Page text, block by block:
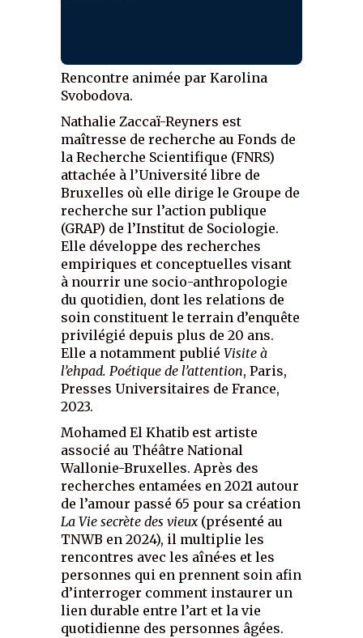
Rencontre animée par Karolina
Svobodova.
Nathalie Zaccaï-Reyners est
maîtresse de recherche au Fonds de
la Recherche Scientifique (FNRS)
attachée à l’Université libre de
Bruxelles où elle dirige le Groupe de
recherche sur l’action publique
(GRAP) de l’Institut de Sociologie.
Elle développe des recherches
empiriques et conceptuelles visant
à nourrir une socio-anthropologie
du quotidien, dont les relations de
soin constituent le terrain d’enquête
privilégié depuis plus de 20 ans.
Elle a notamment publiéVisite à
l’ehpad. Poétique de l’attention, Paris,
Presses Universitaires de France,
2023.
Mohamed El Khatib est artiste
associé au Théâtre National
Wallonie-Bruxelles. Après des
recherches entamées en 2021 autour
de l’amour passé 65 pour sa création
La Vie secrète des vieux (présenté au
TNWB en 2024), il multiplie les
rencontres avec les aîné·es et les
personnes qui en prennent soin afin
d’interroger comment instaurer un
lien durable entre l’art et la vie
quotidienne des personnes âgées.